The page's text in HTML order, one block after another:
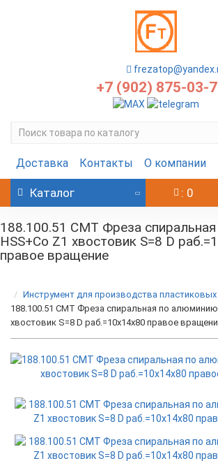
+7 (902) 875-
Доставка Контакты О компании
Каталог : 0
188.100.51 CMT Фреза
HSS+Co Z1 хвостовик S=8 D
правое вращение
Инструмент для производства пластиковых
188.100.51 CMT Фреза спиральная по
хвостовик S=8 D раб.=10x14x80 правое